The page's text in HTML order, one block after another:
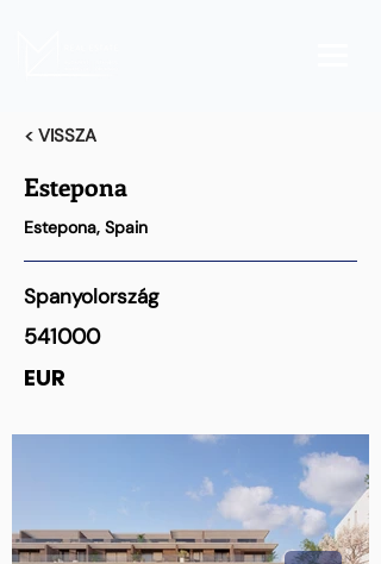
< VISSZA
Estepona
Estepona, Spain
Spanyolország
541000
EUR